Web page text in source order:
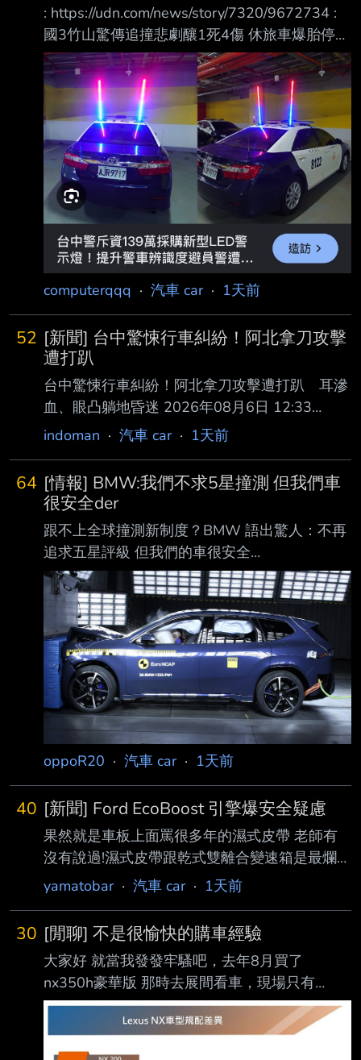
: https://udn.com/news/story/7320/9672734 :
國3竹山驚傳追撞悲劇釀1死4傷 休旅車爆胎停內
線遭撞婦人傷重亡 : 2026-08-05 16:45 聯合報
／ 記者 : 江良誠／南投即時報導 : 國道3號北向
240.2公里南投竹山路段，3日下午發生死亡車
禍！1輛休旅車疑因爆胎停在 內 : 側車道，後方
車輛疑未注意前方狀況追撞，造成2車共5人送
醫，其中1名女乘客傷重不 治 : 。警方初步排除
酒駕，詳細肇事原因仍調查中。 : 事故發生於3
日下午5時13分許，68歲曾姓男
computerqqq · 汽車 car· 1天前
52 [新聞] 台中驚悚行車糾紛！阿北拿刀攻擊
遭打趴
台中驚悚行車糾紛！阿北拿刀攻擊遭打趴 耳滲
血、眼凸躺地昏迷 2026年08月6日 12:33
ETTODAY記者白珈陽／台中報導 台中市北屯區
執過程中68歲李姓男子持摺 疊刀攻擊35歲葉姓
男子，造成葉男手部割傷，而葉也不甘示弱予以
反擊，將李打趴在地， 有民眾拍下李男倒地情
形，李耳朵滲血、眼神失焦，口部也吐出血沫，
驚悚畫面引起大量 網友熱議。 影片顯示，發生
糾紛後，李男走向葉男車旁叫囂，並試圖將駕駛
座內的葉男拉下車，造成 整輛廂型車不斷晃
動，李還有疑似揮拳動作；另一
indoman · 汽車 car· 1天前
64 [情報] BMW:我們不求5星撞測 但我們車
很安全der
跟不上全球撞測新制度？BMW 語出驚人：不再
追求五星評級 但我們的車很安全
https://auto.ltn.com.tw/news/32526 — 全球新
車安全測試標準愈來愈嚴格，能獲得五星評價，
除了代表自家車輛安全獲得專業單位 背書，同
時也讓消費者願意買單的最大關鍵，尤其是價格
更高的豪華品牌更是如此，但 BMW 近日卻坦
言，品牌在開發新車時不是取得五星安全評價為
目標，引起業界與車迷一片譁然 。 外媒報導，
Michel 指出， 品牌始終致力於打造高安全性的
產品，但 2026 年起實施的新一代 ANCA
oppoR20 · 汽車 car· 1天前
40 [新聞] Ford EcoBoost 引擎爆安全疑慮
果然就是車板上面罵很多年的濕式皮帶 老師有
沒有說過!濕式皮帶跟乾式雙離合變速箱是最爛的
設計!老師在講你都沒在聽嘛!
路交通安全管理局（NHTSA）擴大針對 Ford
1.0 升 EcoBoost 三缸渦輪引擎 的安全調查，涉
及約 13 萬 5,551 輛車，原因是採用濕式正時皮
帶（Wet Timing Belt） 設計，皮帶可能在正常
使用過程中產生碎屑，堵塞機油幫浦濾網，導致
引擎潤滑不足，嚴 重時甚至造成引擎鎖死、車
輛失去動力
yamatobar· 汽車 car· 1天前
30 [閒聊] 不是很愉快的購車經驗
大家好 就當我發發牢騷吧，去年8月買了
nx350h豪華版 那時去展間看車，現場只有
nx200豪華版。看了覺得不管外型內裝都還蠻滿
意的，那時候看n x200是有電尾門的。後來上網
大家都說要買就買350h，油電的行路質感很